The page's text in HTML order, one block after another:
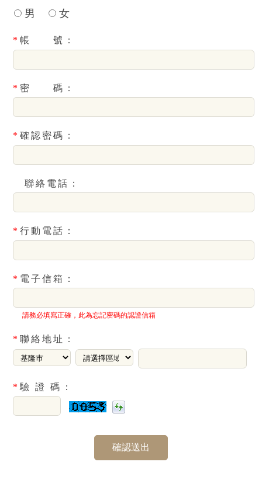
男 女
* 帳 號：
* 密 碼：
* 確認密碼：
聯絡電話：
* 行動電話：
* 電子信箱：
請務必填寫正確，此為忘記密碼的認證信箱
* 聯絡地址：
* 驗 證 碼：